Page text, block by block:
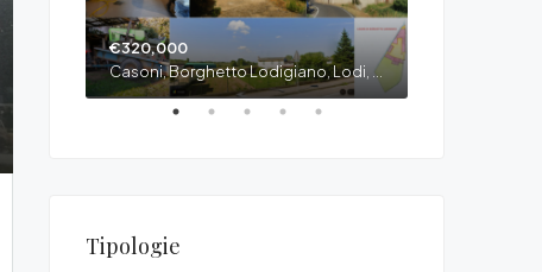
€320,000
Casoni, Borghetto Lodigiano, Lodi, Lombardia, 20078, Italia
Tipologie